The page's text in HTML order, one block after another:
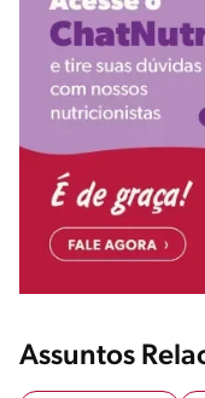
Assuntos